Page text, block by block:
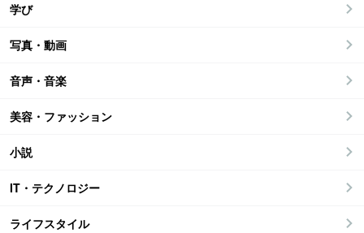
学び
写真・動画
音声・音楽
美容・ファッション
小説
IT・テクノロジー
ライフスタイル